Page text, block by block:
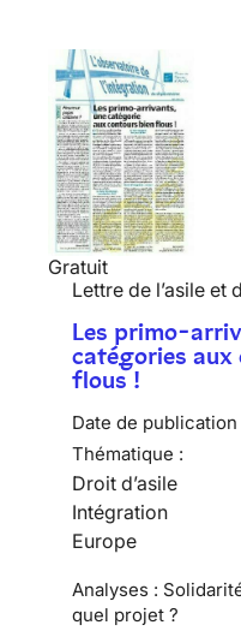
Gratuit
Lettre de l’asile et
Les primo-
catégories aux
flous !
Date de publication
Thématique :
Droit d’asile
Intégration
Europe
Analyses :
quel projet ?